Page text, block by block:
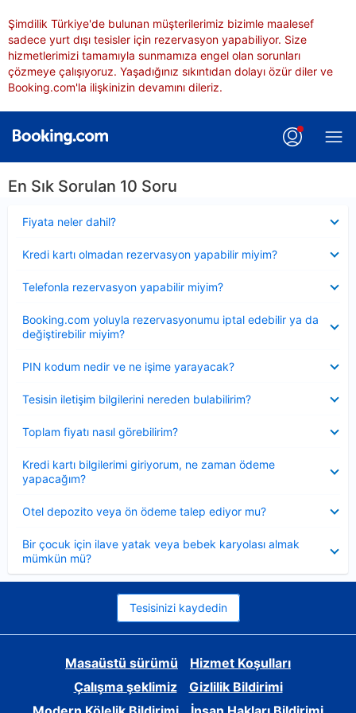
Şimdilik Türkiye'de bulunan müşterilerimiz bizimle maalesef
sadece yurt dışı tesisler için rezervasyon yapabiliyor. Size
hizmetlerimizi tamamıyla sunmamıza engel olan sorunları
çözmeye çalışıyoruz. Yaşadığınız sıkıntıdan dolayı özür diler ve
Booking.com'la ilişkinizin devamını dileriz.
En Sık Sorulan 10 Soru
Fiyata neler dahil?
Kredi kartı olmadan rezervasyon yapabilir miyim?
Telefonla rezervasyon yapabilir miyim?
Booking.com yoluyla rezervasyonumu iptal edebilir ya da
değiştirebilir miyim?
PIN kodum nedir ve ne işime yarayacak?
Tesisin iletişim bilgilerini nereden bulabilirim?
Toplam fiyatı nasıl görebilirim?
Kredi kartı bilgilerimi giriyorum, ne zaman ödeme
yapacağım?
Otel depozito veya ön ödeme talep ediyor mu?
Bir çocuk için ilave yatak veya bebek karyolası almak
mümkün mü?
Tesisinizi kaydedin
Masaüstü sürümü
Hizmet Koşulları
Çalışma şeklimiz
Gizlilik Bildirimi